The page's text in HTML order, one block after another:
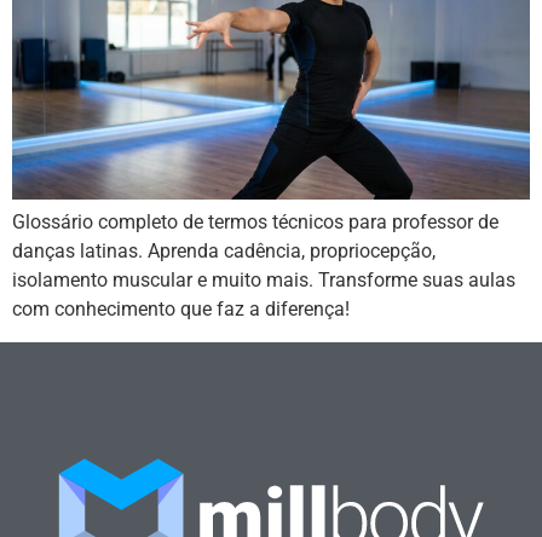
Glossário completo de termos técnicos para professor de
danças latinas. Aprenda cadência, propriocepção,
isolamento muscular e muito mais. Transforme suas aulas
com conhecimento que faz a diferença!